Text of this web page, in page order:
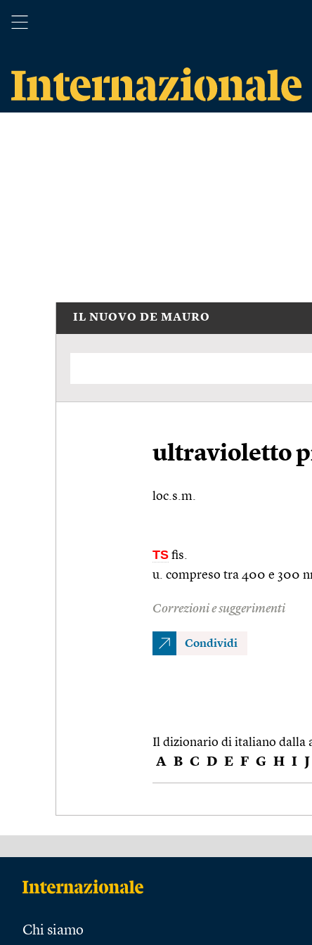
IL NUOVO DE MAURO
ultravioletto
loc.s.m.
TS fis.
u. compreso tra 400 e 300
Correzioni e suggerimenti
Condividi
Il dizionario di italiano dalla
A B C D E F G H I J
Chi siamo